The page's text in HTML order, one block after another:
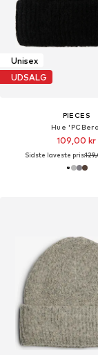
Unisex
UDSALG
PIECES
Hue
109,00 kr
Sidste laveste pris: